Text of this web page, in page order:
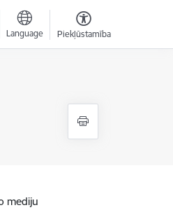
Language Piekļūstamība
mediju